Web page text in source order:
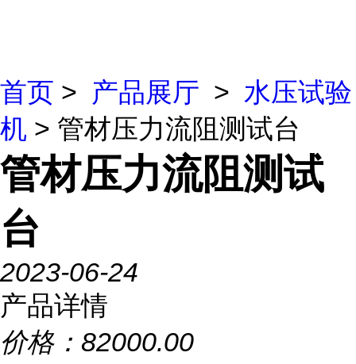
首页 > 产品展厅 > 水压试验
机 > 管材压力流阻测试台
管材压力流阻测试
台
2023-06-24
产品详情
价格： 82000.00